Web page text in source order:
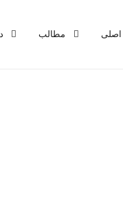
مطالب